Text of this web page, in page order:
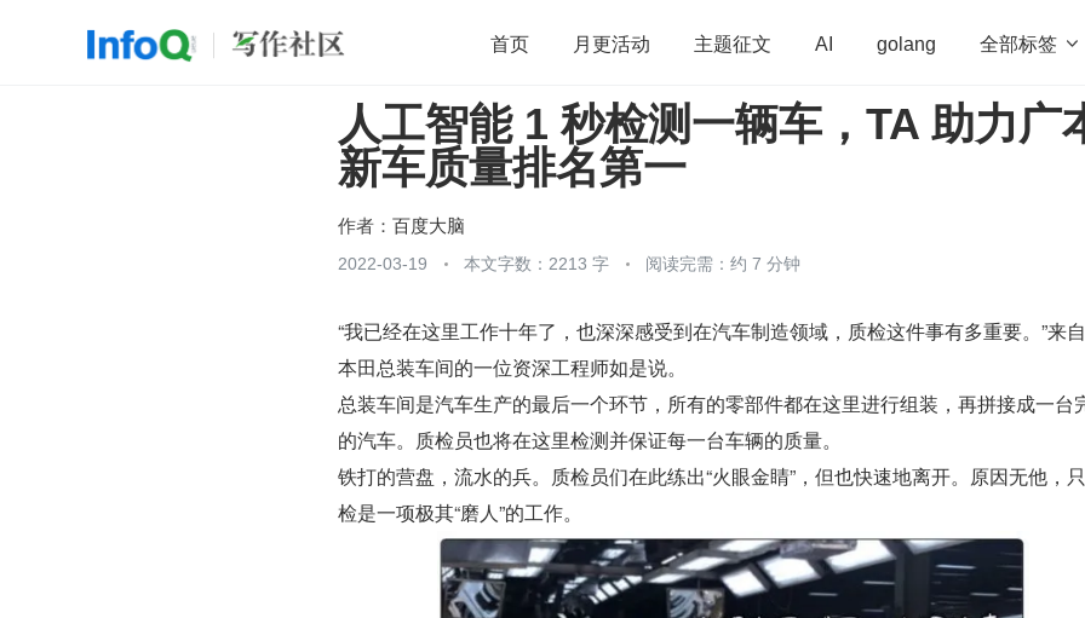
首页 月更活动 主题征文 AI golang 全部标签 
开源 架构 OpenHarmony 算法 学习方法 Web3.0 高
团队管理 程序员 运维
人工智能 1 秒检测一辆车，TA 助力广
新车质量排名第一
作者： 百度大脑
2022-03-19 本文字数：2213 字 阅读完需：约 7 分钟
“我已经在这里工作十年了，也深深感受到在汽车制造领域，质检这件事有多重要。”来
本田总装车间的一位资深工程师如是说。
总装车间是汽车生产的最后一个环节，所有的零部件都在这里进行组装，再拼接成一台
的汽车。质检员也将在这里检测并保证每一台车辆的质量。
铁打的营盘，流水的兵。质检员们在此练出“火眼金睛”，但也快速地离开。原因无他，
检是一项极其“磨人”的工作。